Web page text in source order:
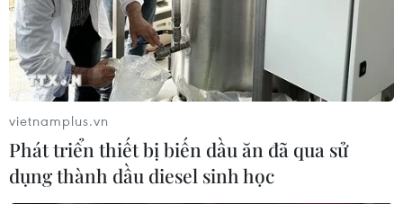
vietnamplus.vn
Phát triển thiết bị biến dầu ăn đã qua sử
dụng thành dầu diesel sinh học